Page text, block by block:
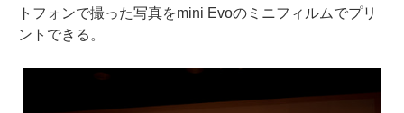
トフォンで撮った写真をmini Evoのミニフィルムでプリ
ントできる。